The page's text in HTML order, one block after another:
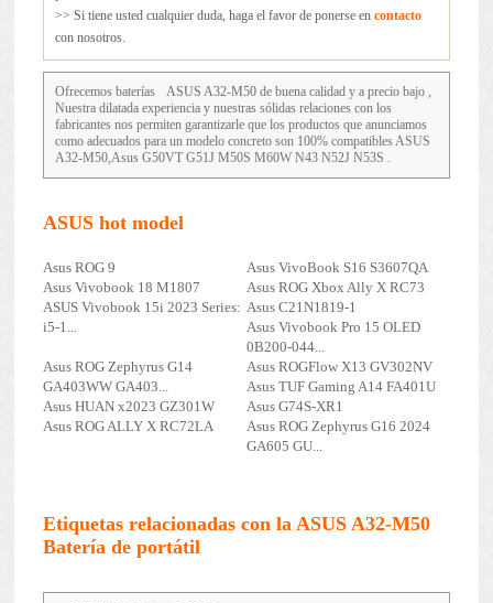
>> Si tiene usted cualquier duda, haga el favor de ponerse en contacto
con nosotros.
Ofrecemos baterías ASUS A32-M50de buena calidad y a precio bajo ,
Nuestra dilatada experiencia y nuestras sólidas relaciones con los
fabricantes nos permiten garantizarle que los productos que anunciamos
como adecuados para un modelo concreto son 100% compatibles ASUS
A32-M50,Asus G50VT G51J M50S M60W N43 N52J N53S .
ASUS hot model
Asus ROG 9
Asus VivoBook S16 S3607QA
Asus Vivobook 18 M1807
Asus ROG Xbox Ally X RC73
ASUS Vivobook 15i 2023 Series:
i5-1...
Asus C21N1819-1
Asus Vivobook Pro 15 OLED
0B200-044...
Asus ROG Zephyrus G14
GA403WW GA403...
Asus ROGFlow X13 GV302NV
Asus TUF Gaming A14 FA401U
Asus HUAN x2023 GZ301W
Asus G74S-XR1
Asus ROG ALLY X RC72LA
Asus ROG Zephyrus G16 2024
GA605 GU...
Etiquetas relacionadas con la ASUS A32-M50
Batería de portátil